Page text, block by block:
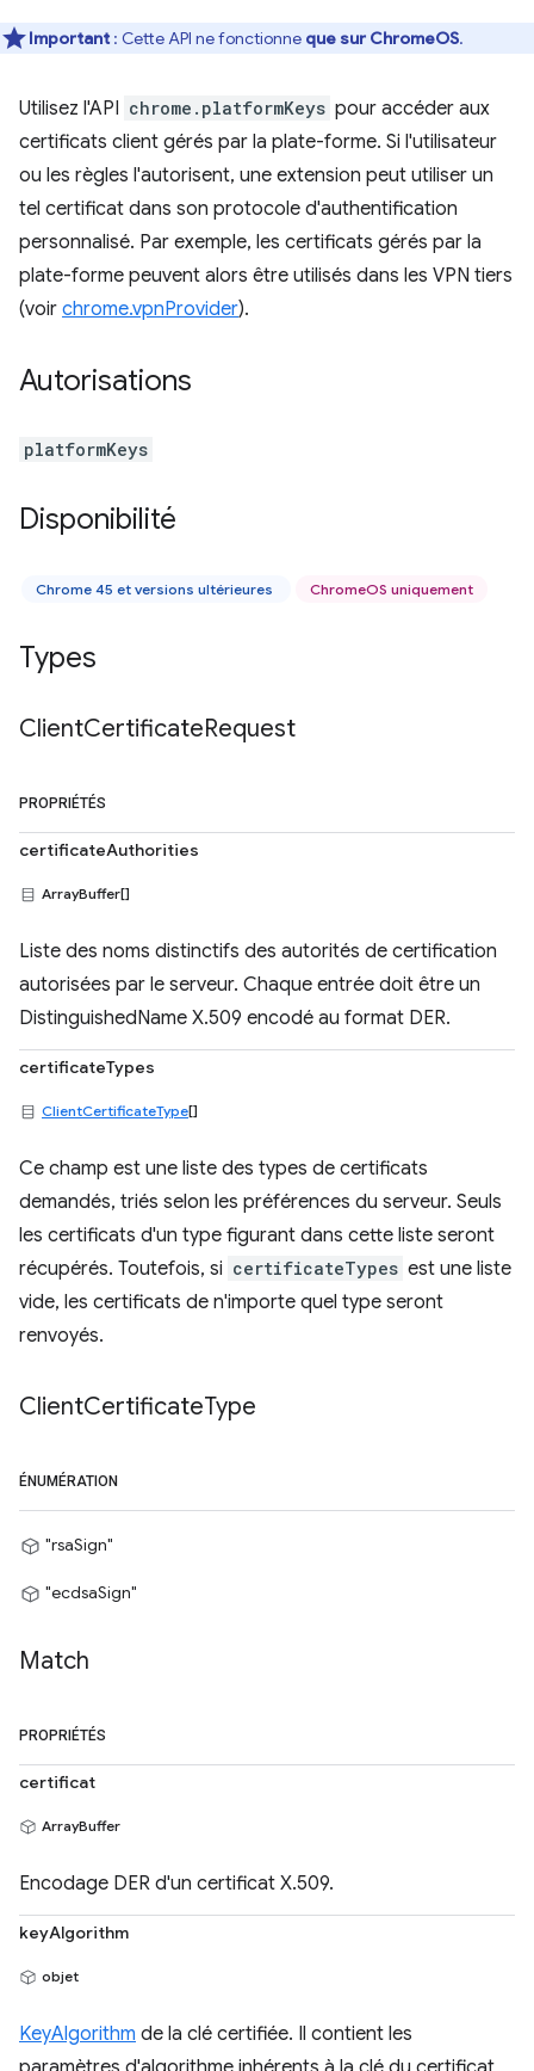
Important : Cette API ne fonctionne que sur ChromeOS.
Utilisez l'API chrome.platformKeys pour accéder aux
certificats client gérés par la plate-forme. Si l'utilisateur
ou les règles l'autorisent, une extension peut utiliser un
tel certificat dans son protocole d'authentification
personnalisé. Par exemple, les certificats gérés par la
plate-forme peuvent alors être utilisés dans les VPN tiers
(voir chrome.vpnProvider).
Autorisations
platformKeys
Disponibilité
Chrome 45 et versions ultérieures ChromeOS uniquement
Types
ClientCertificateRequest
PROPRIÉTÉS
certificateAuthorities
ArrayBuffer[]
Liste des noms distinctifs des autorités de certification
autorisées par le serveur. Chaque entrée doit être un
DistinguishedName X.509 encodé au format DER.
certificateTypes
ClientCertificateType[]
Ce champ est une liste des types de certificats
demandés, triés selon les préférences du serveur. Seuls
les certificats d'un type figurant dans cette liste seront
récupérés. Toutefois, si certificateTypes est une liste
vide, les certificats de n'importe quel type seront
renvoyés.
ClientCertificateType
ÉNUMÉRATION
"rsaSign"
"ecdsaSign"
Match
PROPRIÉTÉS
certificat
ArrayBuffer
Encodage DER d'un certificat X.509.
keyAlgorithm
objet
KeyAlgorithm de la clé certifiée. Il contient les